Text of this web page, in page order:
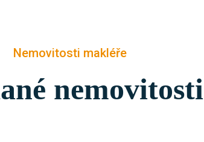
Nemovitosti makléře
nemovitosti